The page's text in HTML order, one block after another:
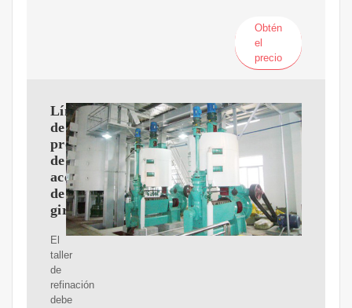
Obtén
el
precio
Línea
de
producción
de
aceite
de
girasol
El
taller
de
refinación
debe